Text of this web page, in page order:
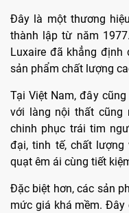
Đây là một thương
thành lập từ năm
Luxaire đã khẳng
sản phẩm chất lượng
Tại Việt Nam, đây
với làng nội thất cũng
chinh phục trái tim
đại, tinh tế, chất lượng
quạt êm ái cùng tiết
Đặc biệt hơn, các sản
mức giá khá mềm.